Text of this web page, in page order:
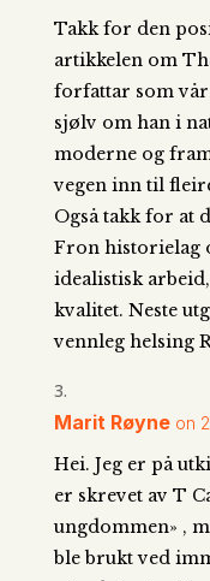
Takk for den
artikkelen om
forfattar som
sjølv om han i
moderne og
vegen inn til
Også takk for at
Fron historielag
idealistisk
kvalitet. Neste
vennleg helsing
Marit Røyne on
Hei. Jeg er på
er skrevet av T
ungdommen» ,
ble brukt ved